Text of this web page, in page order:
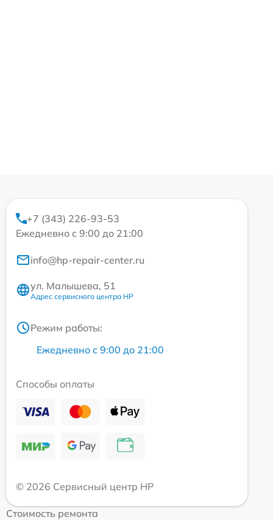
+7 (343) 226-93-53
Ежедневно с 9:00 до 21:00
info@hp-repair-center.ru
ул. Малышева, 51
Адрес сервисного центра HP
Режим работы:
Ежедневно с 9:00 до 21:00
Способы оплаты
© 2026 Сервисный центр HP
Стоимость ремонта